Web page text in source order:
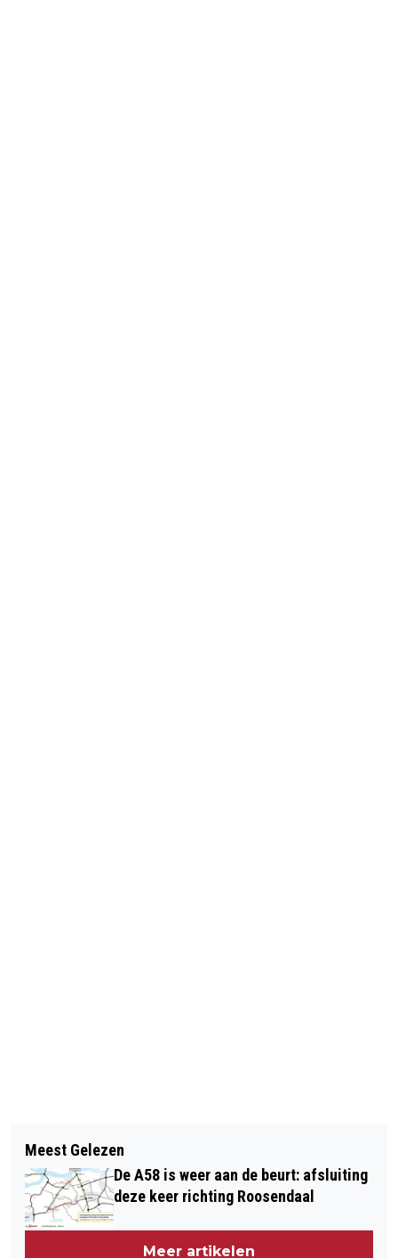
OVERLEDEN PERSOON
AANGETROFFEN IN TENT LANGS
JOPLINPAD IN TILBURG
WERKNEMER MAG GEHEIM RAPPORT
INZIEN OM ZICH NA ONTSLAG TE
KUNNEN VERDEDIGEN
Meest Gelezen
De A58 is weer aan de beurt: afsluiting
deze keer richting Roosendaal
Meer artikelen